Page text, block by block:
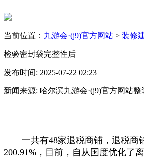
当前位置： 九游会·(j9)官方网站 > 装修
检验密封袋完整性后
发布时间: 2025-07-22 02:23
新闻来源: 哈尔滨九游会·(j9)官方网站整
一共有48家退税商铺，退税商
200.91%，目前，自从国度优化了